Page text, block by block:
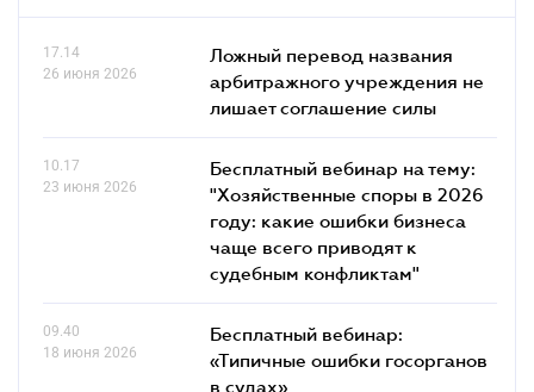
17.14
26 июня 2026
Ложный перевод названия
арбитражного учреждения не
лишает соглашение силы
10.17
23 июня 2026
Бесплатный вебинар на тему:
"Хозяйственные споры в 2026
году: какие ошибки бизнеса
чаще всего приводят к
судебным конфликтам"
09.40
18 июня 2026
Бесплатный вебинар:
«Типичные ошибки госорганов
в судах»